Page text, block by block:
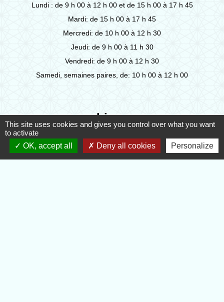
Lundi : de 9 h 00 à 12 h 00 et de 15 h 00 à 17 h 45
Mardi: de 15 h 00 à 17 h 45
Mercredi: de 10 h 00 à 12 h 30
Jeudi: de 9 h 00 à 11 h 30
Vendredi: de 9 h 00 à 12 h 30
Samedi, semaines paires, de: 10 h 00 à 12 h 00
Liens
EVREUX PORTES DE NORMANDIE
DEPARTEMENT DE L'EURE
This site uses cookies and gives you control over what you want
to activate
OK, accept all
Deny all cookies Personalize